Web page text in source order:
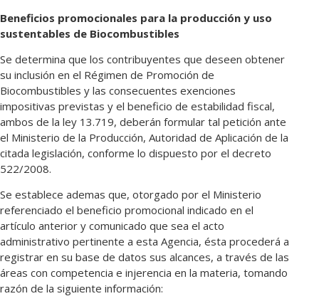
Beneficios promocionales para la producción y uso
sustentables de Biocombustibles
Se determina que los contribuyentes que deseen obtener
su inclusión en el Régimen de Promoción de
Biocombustibles y las consecuentes exenciones
impositivas previstas y el beneficio de estabilidad fiscal,
ambos de la ley 13.719, deberán formular tal petición ante
el Ministerio de la Producción, Autoridad de Aplicación de la
citada legislación, conforme lo dispuesto por el decreto
522/2008.
Se establece ademas que, otorgado por el Ministerio
referenciado el beneficio promocional indicado en el
artículo anterior y comunicado que sea el acto
administrativo pertinente a esta Agencia, ésta procederá a
registrar en su base de datos sus alcances, a través de las
áreas con competencia e injerencia en la materia, tomando
razón de la siguiente información: